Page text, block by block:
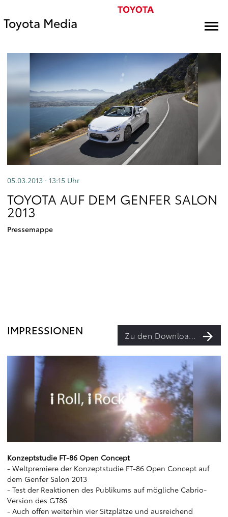
Toyota Media
05.03.2013 · 13:15 Uhr
TOYOTA AUF DEM GENFER SALON
2013
Pressemappe
IMPRESSIONEN Zu den Downloads
Konzeptstudie FT-86 Open Concept
- Weltpremiere der Konzeptstudie FT-86 Open Concept auf
dem Genfer Salon 2013
- Test der Reaktionen des Publikums auf mögliche Cabrio-
Version des GT86
- Auch offen weiterhin vier Sitzplätze und ausreichend